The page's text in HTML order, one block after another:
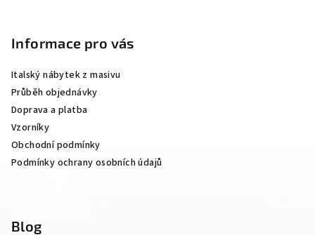
Informace pro vás
Italský nábytek z masivu
Průběh objednávky
Doprava a platba
Vzorníky
Obchodní podmínky
Podmínky ochrany osobních údajů
Blog